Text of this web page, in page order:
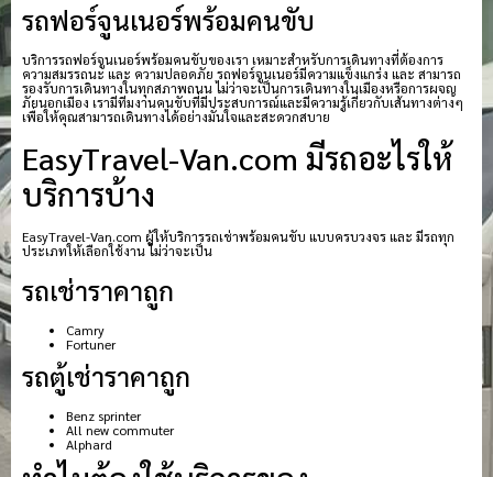
รถฟอร์จูนเนอร์พร้อมคนขับ
บริการรถฟอร์จูนเนอร์พร้อมคนขับของเรา เหมาะสำหรับการเดินทางที่ต้องการ
ความสมรรถนะ และ ความปลอดภัย รถฟอร์จูนเนอร์มีความแข็งแกร่ง และ สามารถ
รองรับการเดินทางในทุกสภาพถนน ไม่ว่าจะเป็นการเดินทางในเมืองหรือการผจญ
ภัยนอกเมือง เรามีทีมงานคนขับที่มีประสบการณ์และมีความรู้เกี่ยวกับเส้นทางต่างๆ
เพื่อให้คุณสามารถเดินทางได้อย่างมั่นใจและสะดวกสบาย
EasyTravel-Van.com มีรถอะไรให้
บริการบ้าง
EasyTravel-Van.com ผู้ให้บริการรถเช่าพร้อมคนขับ แบบครบวงจร และ มีรถทุก
ประเภทให้เลือกใช้งาน ไม่ว่าจะเป็น
รถเช่าราคาถูก
Camry
Fortuner
รถตู้เช่าราคาถูก
Benz sprinter
All new commuter
Alphard